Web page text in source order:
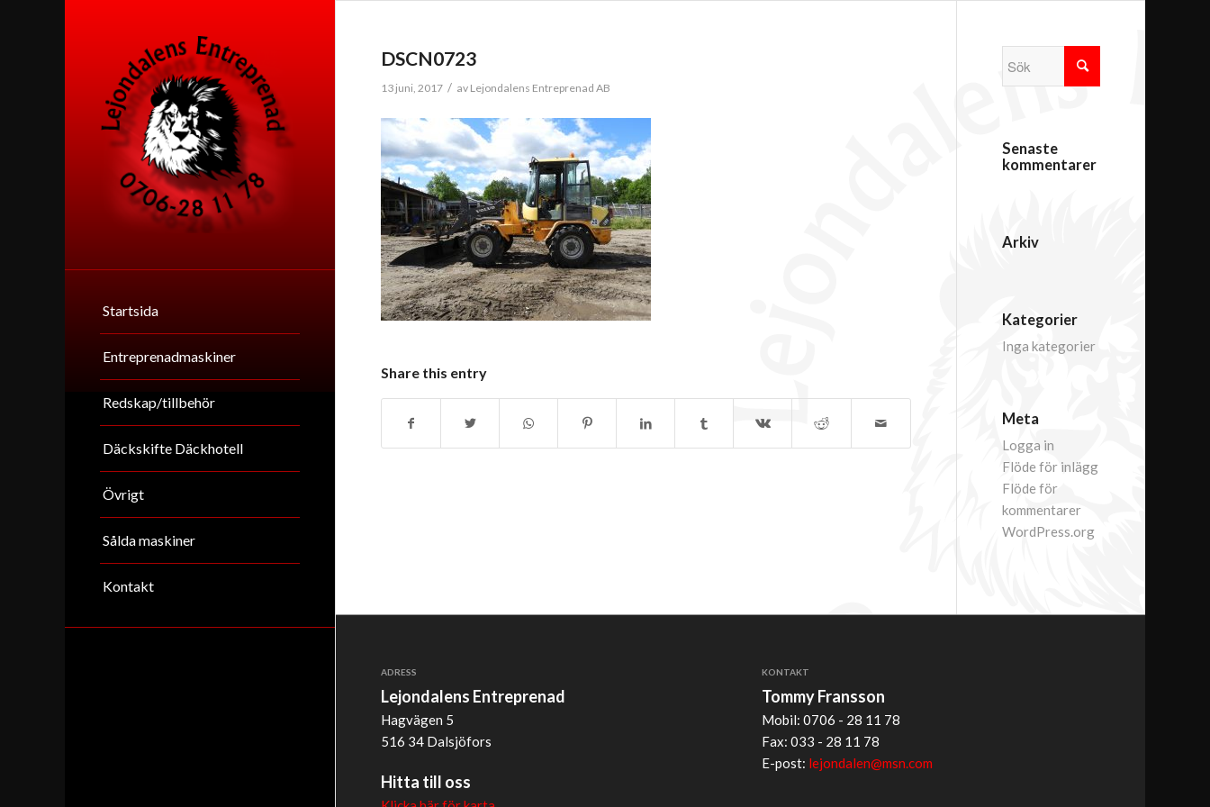
Startsida
Entreprenadmaskiner
Redskap/tillbehör
Däckskifte Däckhotell
Övrigt
Sålda maskiner
Kontakt
DSCN0723
13 juni, 2017 / av Lejondalens Entreprenad AB
Share this entry
Senaste
kommentarer
Arkiv
Kategorier
Inga kategorier
Meta
Logga in
Flöde för inlägg
Flöde för
kommentarer
WordPress.org
ADRESS
Lejondalens Entreprenad
Hagvägen 5
516 34 Dalsjöfors
Hitta till oss
KONTAKT
Tommy Fransson
Mobil: 0706 - 28 11 78
Fax: 033 - 28 11 78
E-post: lejondalen@msn.com